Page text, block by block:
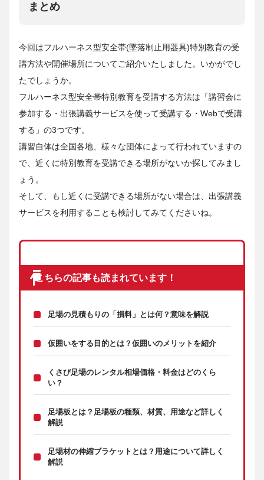
まとめ
今回はフルハーネス型安全帯(墜落制止用器具)特別教育の受
講方法や開催場所についてご紹介いたしました。いかがでし
たでしょうか。
フルハーネス型安全帯特別教育を受講する方法は「講習会に
参加する・出張講義サービスを使って受講する・Webで受講
する」の3つです。
講習自体は全国各地、様々な団体によって行われていますの
で、近くに特別教育を受講できる場所がないか探してみまし
ょう。
そして、もし近くに受講できる場所がない場合は、出張講義
サービスを利用することも検討してみてくださいね。
こちらの記事も読まれています！
足場の見積もりの「損料」とは何？意味を解説
仮囲いをする目的とは？仮囲いのメリットを紹介
くさび足場のレンタル相場価格・料金はどのくら
い？
足場板とは？足場板の種類、材質、用途など詳しく
解説
足場材の伸縮ブラケットとは？用途について詳しく
解説